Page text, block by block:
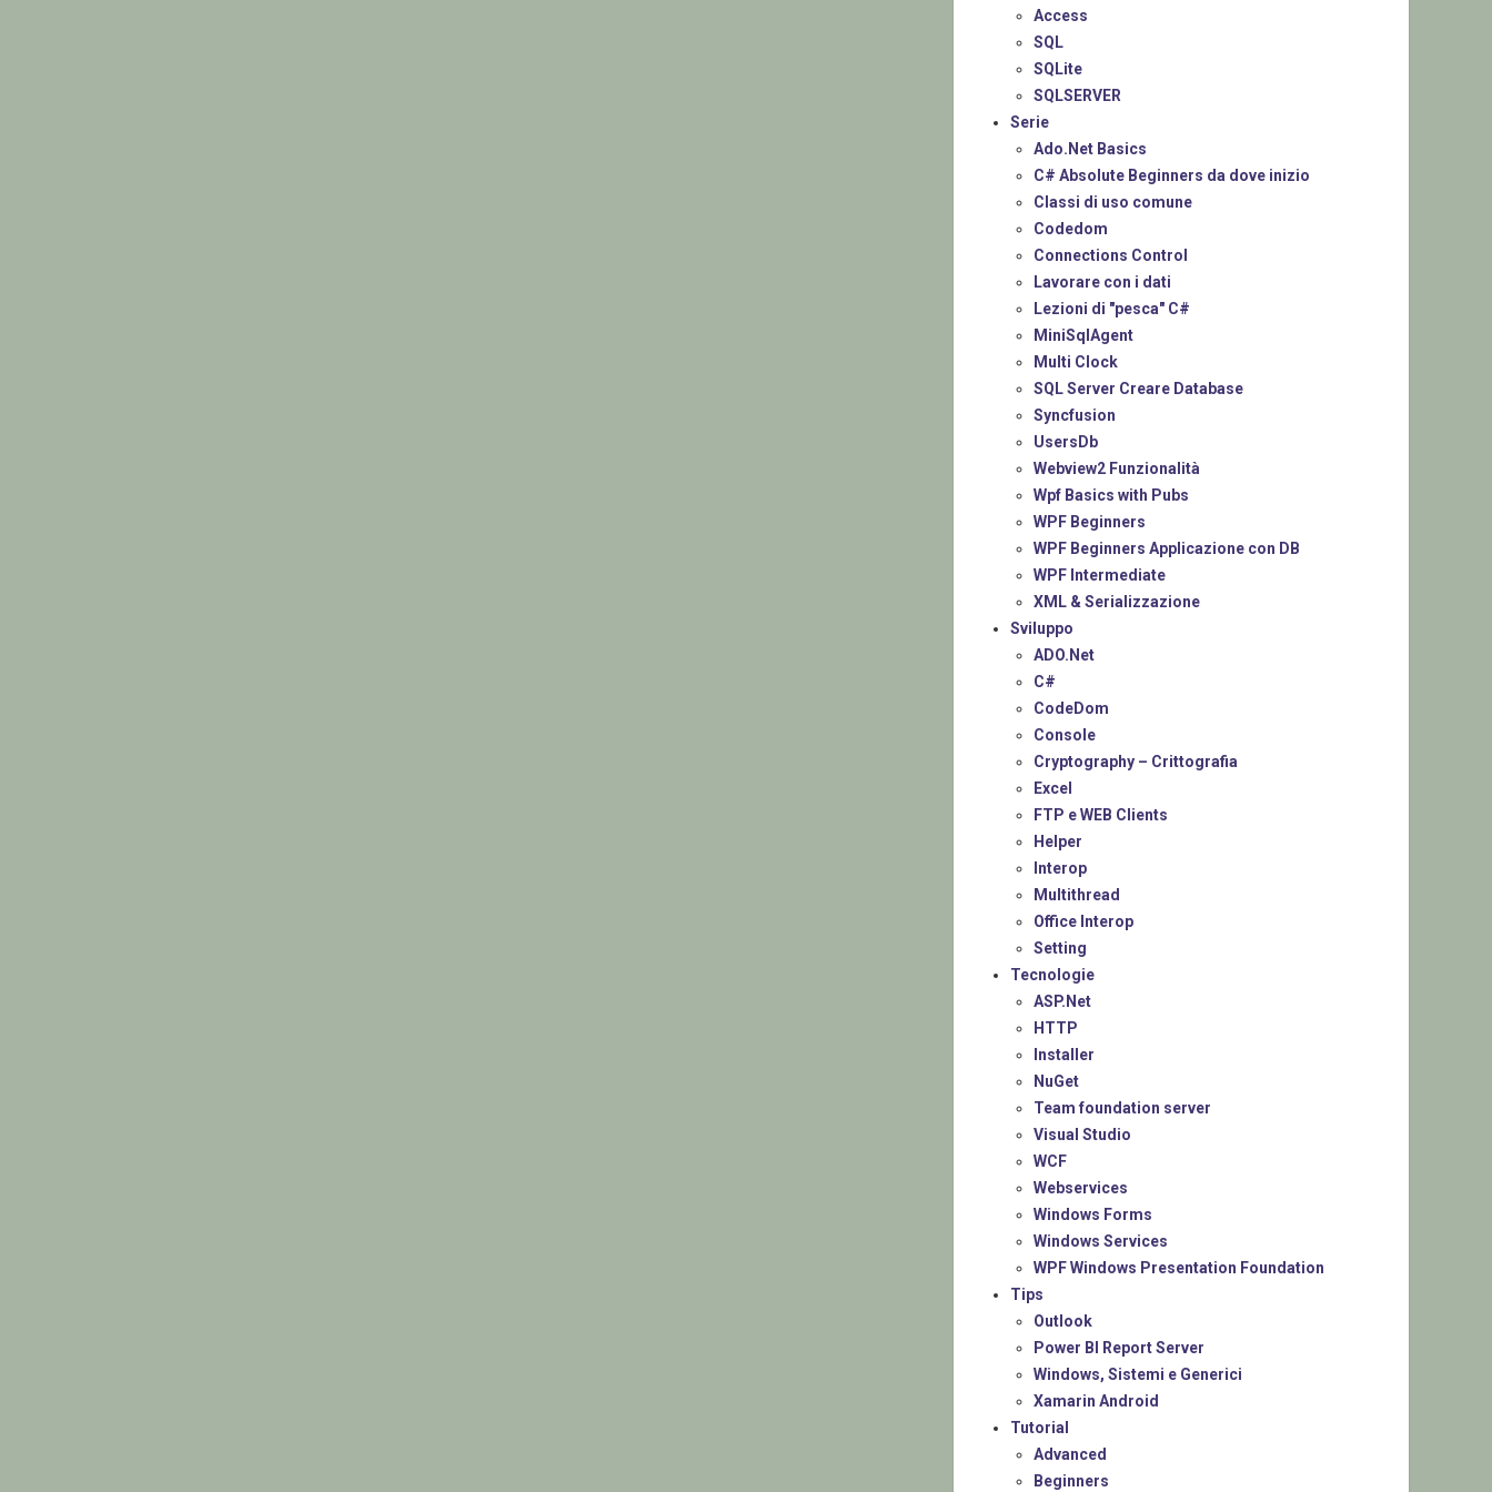
Access
SQL
SQLite
SQLSERVER
Serie
Ado.Net Basics
C# Absolute Beginners da dove inizio
Classi di uso comune
Codedom
Connections Control
Lavorare con i dati
Lezioni di "pesca" C#
MiniSqlAgent
Multi Clock
SQL Server Creare Database
Syncfusion
UsersDb
Webview2 Funzionalità
Wpf Basics with Pubs
WPF Beginners
WPF Beginners Applicazione con DB
WPF Intermediate
XML & Serializzazione
Sviluppo
ADO.Net
C#
CodeDom
Console
Cryptography – Crittografia
Excel
FTP e WEB Clients
Helper
Interop
Multithread
Office Interop
Setting
Tecnologie
ASP.Net
HTTP
Installer
NuGet
Team foundation server
Visual Studio
WCF
Webservices
Windows Forms
Windows Services
WPF Windows Presentation Foundation
Tips
Outlook
Power BI Report Server
Windows, Sistemi e Generici
Xamarin Android
Tutorial
Advanced
Beginners